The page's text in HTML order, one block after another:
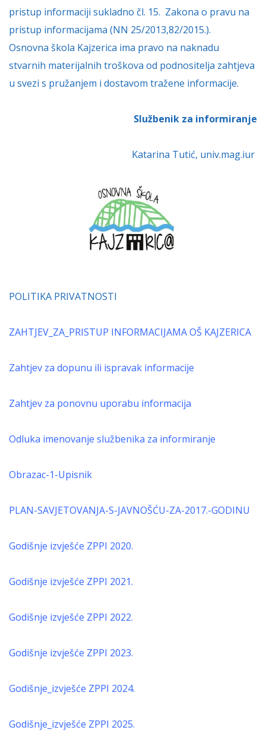
pristup informaciji sukladno čl. 15. Zakona o pravu na
pristup informacijama (NN 25/2013,82/2015.).
Osnovna škola Kajzerica ima pravo na naknadu
stvarnih materijalnih troškova od podnositelja zahtjeva
u svezi s pružanjem i dostavom tražene informacije.
Službenik za informiranje
Katarina Tutić, univ.mag.iur
POLITIKA PRIVATNOSTI
ZAHTJEV_ZA_PRISTUP INFORMACIJAMA OŠ KAJZERICA
Zahtjev za dopunu ili ispravak informacije
Zahtjev za ponovnu uporabu informacija
Odluka imenovanje službenika za informiranje
Obrazac-1-Upisnik
PLAN-SAVJETOVANJA-S-JAVNOŠĆU-ZA-2017.-GODINU
Godišnje izvješće ZPPI 2020.
Godišnje izvješće ZPPI 2021.
Godišnje izvješće ZPPI 2022.
Godišnje izvješće ZPPI 2023.
Godišnje_izvješće ZPPI 2024.
Godišnje_izvješće ZPPI 2025.